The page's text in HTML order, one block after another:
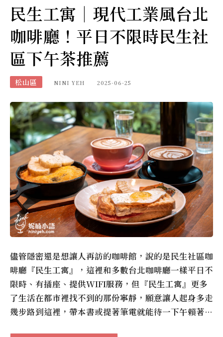
民生工寓｜現代工業風台北
咖啡廳！平日不限時民生社
區下午茶推薦
松山區 NINI YEH 2025-06-25
儘管隱密還是想讓人再訪的咖啡館，說的是民生社區咖
啡廳『民生工寓』，這裡和多數台北咖啡廳一樣平日不
限時、有插座、提供WIFI服務，但『民生工寓』更多
了生活在都市裡找不到的那份寧靜，願意讓人起身多走
幾步路到這裡，帶本書或提著筆電就能待一下午賴著…